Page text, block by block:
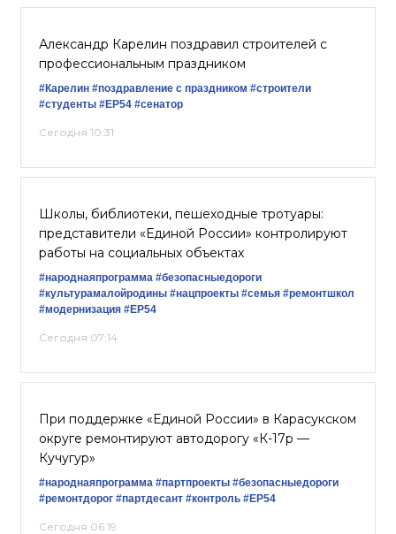
Александр Карелин поздравил строителей с
профессиональным праздником
#Карелин #поздравление с праздником #строители
#студенты #ЕР54 #сенатор
Сегодня 10:31
Школы, библиотеки, пешеходные тротуары:
представители «Единой России» контролируют
работы на социальных объектах
#народнаяпрограмма #безопасныедороги
#культурамалойродины #нацпроекты #семья #ремонтшкол
#модернизация #ЕР54
Сегодня 07:14
При поддержке «Единой России» в Карасукском
округе ремонтируют автодорогу «К-17р —
Кучугур»
#народнаяпрограмма #партпроекты #безопасныедороги
#ремонтдорог #партдесант #контроль #ЕР54
Сегодня 06:19